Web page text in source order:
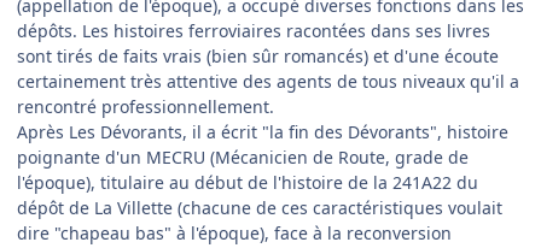
(appellation de l'époque), a occupé diverses fonctions dans les
dépôts. Les histoires ferroviaires racontées dans ses livres
sont tirés de faits vrais (bien sûr romancés) et d'une écoute
certainement très attentive des agents de tous niveaux qu'il a
rencontré professionnellement.
Après Les Dévorants, il a écrit "la fin des Dévorants", histoire
poignante d'un MECRU (Mécanicien de Route, grade de
l'époque), titulaire au début de l'histoire de la 241A22 du
dépôt de La Villette (chacune de ces caractéristiques voulait
dire "chapeau bas" à l'époque), face à la reconversion